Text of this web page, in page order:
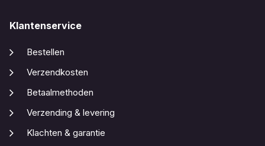
Klantenservice
Bestellen
Verzendkosten
Betaalmethoden
Verzending & levering
Klachten & garantie